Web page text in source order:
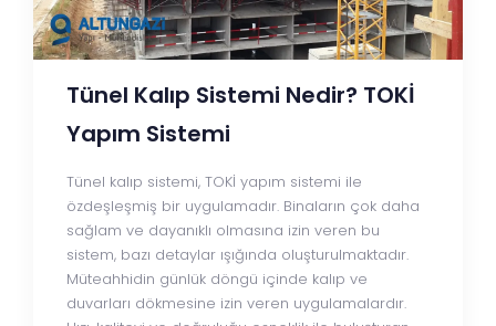
Tünel Kalıp Sistemi Nedir? TOKİ
Yapım Sistemi
Tünel kalıp sistemi, TOKİ yapım sistemi ile
özdeşleşmiş bir uygulamadır. Binaların çok daha
sağlam ve dayanıklı olmasına izin veren bu
sistem, bazı detaylar ışığında oluşturulmaktadır.
Müteahhidin günlük döngü içinde kalıp ve
duvarları dökmesine izin veren uygulamalardır.